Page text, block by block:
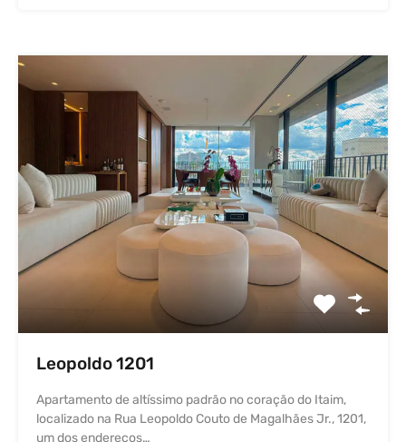
Leopoldo 1201
Apartamento de altíssimo padrão no coração do Itaim,
localizado na Rua Leopoldo Couto de Magalhães Jr., 1201,
um dos endereços…